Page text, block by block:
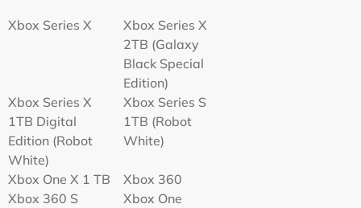
Xbox Series X
Xbox Series X
2TB (Galaxy
Black Special
Edition)
Xbox Series X
1TB Digital
Edition (Robot
White)
Xbox Series S
1TB (Robot
White)
Xbox One X 1 TB
Xbox 360
Xbox 360 S
Xbox One